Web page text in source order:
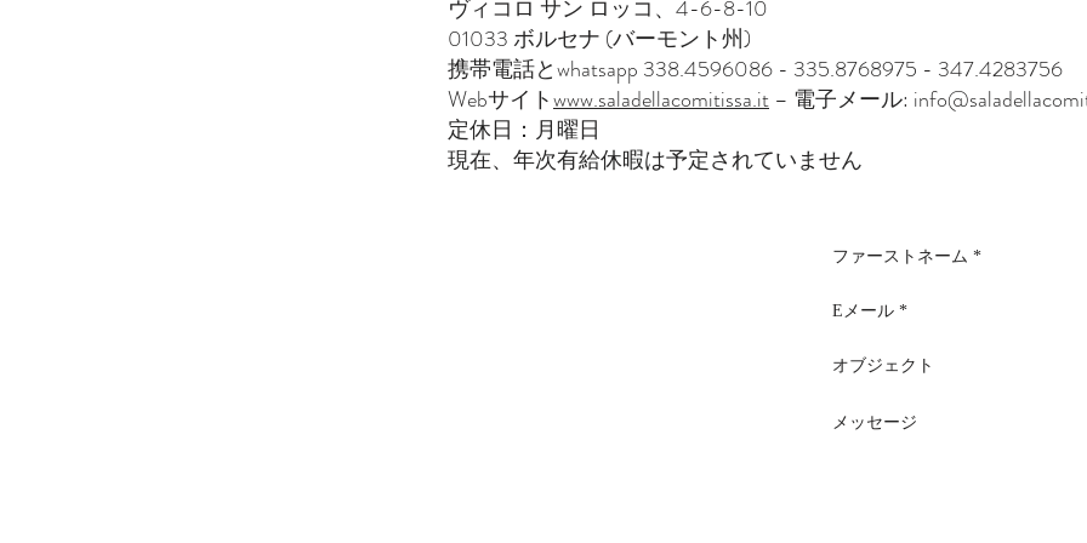
ヴィコロ サン ロッコ、4-6-8-10
01033 ボルセナ (バーモント州)
携帯電話とwhatsapp 338.4596086 - 335.8768975 - 347.4283756
Webサイトwww.saladellacomitissa.it – 電子メール:
定休日：月曜日
現在、年次有給休暇は予定されていません